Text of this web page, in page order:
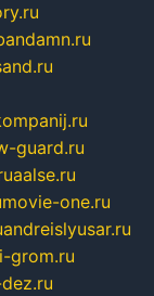
guard.ru
aalse.ru
movie-one.ru
andreislyusar.ru
grom.ru